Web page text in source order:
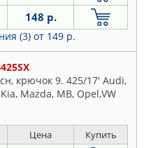
148 р.
(3) от 149 р.
крючок 9. 425/17' Audi,
Mazda, MB, Opel,VW
Цена Купить